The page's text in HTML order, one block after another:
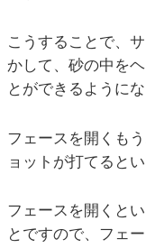
こうすることで、
かして、砂の中を
とができるようにな
フェースを開くも
ョットが打てるとい
フェースを開くと
とですので、フェ